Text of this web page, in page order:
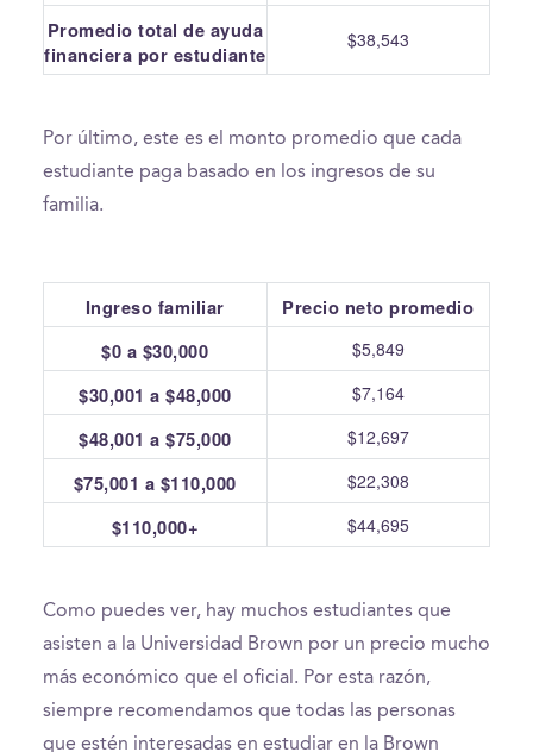
Promedio total de ayuda
financiera por estudiante
$38,543
Por último, este es el monto promedio que cada
estudiante paga basado en los ingresos de su
familia.
Ingreso familiar
Precio neto promedio
$0 a $30,000
$5,849
$30,001 a $48,000 $7,164
$48,001 a $75,000 $12,697
$75,001 a $110,000 $22,308
$110,000+ $44,695
Como puedes ver, hay muchos estudiantes que
asisten a la Universidad Brown por un precio mucho
más económico que el oficial. Por esta razón,
siempre recomendamos que todas las personas
que estén interesadas en estudiar en la Brown